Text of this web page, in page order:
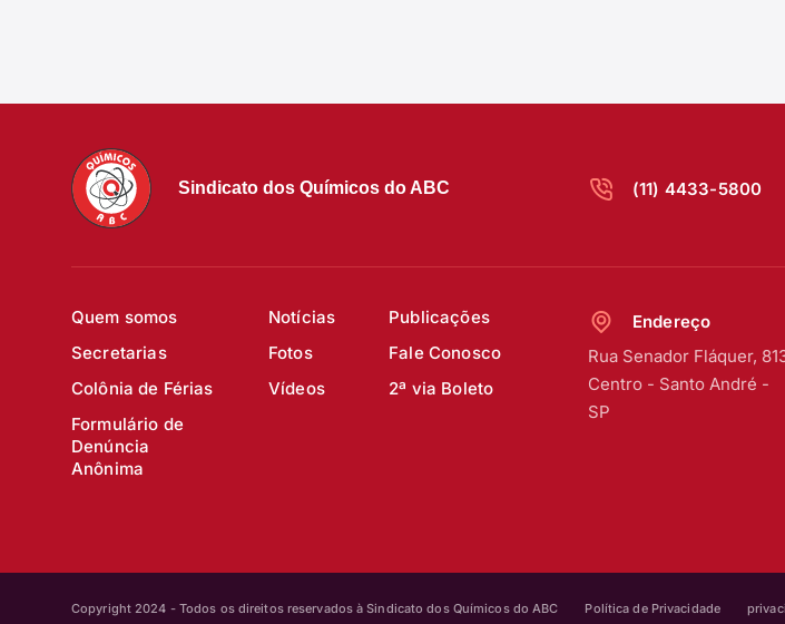
Sindicato dos Químicos do ABC (11) 4433-5800
Quem somos Notícias
Publicações
Secretarias
Fotos
Fale Conosco
Colônia de Férias
Vídeos
2ª via Boleto
Formulário de
Denúncia
Anônima
Endereço
Rua Senador Fláquer,
Centro - Santo André -
SP
Copyright 2024 - Todos os direitos reservados à Sindicato dos Químicos do ABC Política de Privacidade